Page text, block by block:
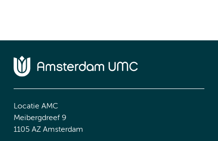
Locatie AMC
Meibergdreef 9
1105 AZ Amsterdam